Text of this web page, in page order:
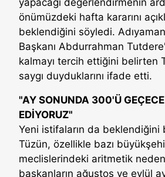
önümüzdeki hafta kararını
beklendiğini söyledi.
Başkanı Abdurrahman
kalmayı tercih ettiğini belirten
saygı duyduklarını ifade etti.
"AY SONUNDA 300'Ü
EDİYORUZ"
Yeni istifaların da beklendiğini
Tüzün, özellikle bazı
meclislerindeki aritmetik
başkanların ağustos ve eylül